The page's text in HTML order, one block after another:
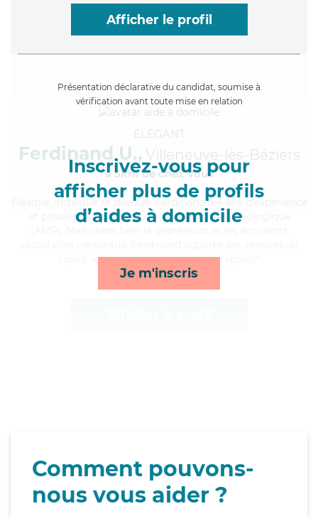
Afficher le profil
Présentation déclarative du candidat, soumise à
vérification avant toute mise en relation
Inscrivez-vous pour
afficher plus de profils
d’aides à domicile
Je m'inscris
ÉLÉGANT
Ferdinand U., Villeneuve-lès-Béziers
à 5km de chez Vous
, impliqué et dévoué, Ferdinand a 4 ans d'expérience
et possède un diplôme d'Aide Médico-Psychologique
repas, lever/coucher, activités et rappels*
Comment pouvons-
nous vous aider ?